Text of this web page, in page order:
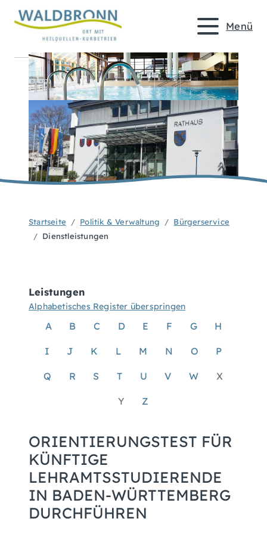
Menü
Startseite Politik & Verwaltung
Bürgerservice
Dienstleistungen
Leistungen
Alphabetisches Register überspringen
A B C D E F G H
I J K L M N O P
Q R S T U V W X
Y Z
ORIENTIERUNGSTEST FÜR
KÜNFTIGE
LEHRAMTSSTUDIERENDE
IN BADEN-WÜRTTEMBERG
DURCHFÜHREN